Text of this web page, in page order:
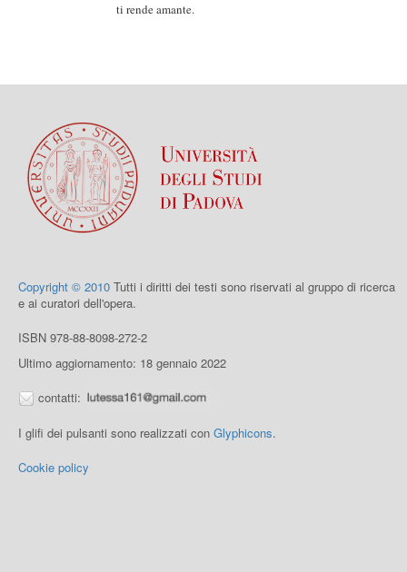
ti rende amante.
Copyright © 2010 Tutti i diritti dei testi sono riservati al gruppo di ricerca
e ai curatori dell'opera.
ISBN 978-88-8098-272-2
Ultimo aggiornamento: 18 gennaio 2022
contatti:
I glifi dei pulsanti sono realizzati con Glyphicons.
Cookie policy